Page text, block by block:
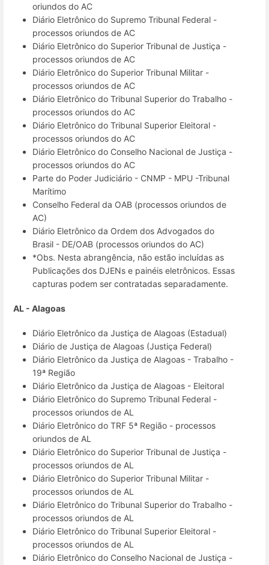
oriundos do AC
Diário Eletrônico do Supremo Tribunal Federal -
processos oriundos de AC
Diário Eletrônico do Superior Tribunal de Justiça -
processos oriundos de AC
Diário Eletrônico do Superior Tribunal Militar -
processos oriundos de AC
Diário Eletrônico do Tribunal Superior do Trabalho -
processos oriundos do AC
Diário Eletrônico do Tribunal Superior Eleitoral -
processos oriundos do AC
Diário Eletrônico do Conselho Nacional de Justiça -
processos oriundos do AC
Parte do Poder Judiciário - CNMP - MPU -Tribunal
Marítimo
Conselho Federal da OAB (processos oriundos de
AC)
Diário Eletrônico da Ordem dos Advogados do
Brasil - DE/OAB (processos oriundos do AC)
*Obs. Nesta abrangência, não estão incluídas as
Publicações dos DJENs e painéis eletrônicos. Essas
capturas podem ser contratadas separadamente.
AL - Alagoas
Diário Eletrônico da Justiça de Alagoas (Estadual)
Diário de Justiça de Alagoas (Justiça Federal)
Diário Eletrônico da Justiça de Alagoas - Trabalho -
19ª Região
Diário Eletrônico da Justiça de Alagoas - Eleitoral
Diário Eletrônico do Supremo Tribunal Federal -
processos oriundos de AL
Diário Eletrônico do TRF 5ª Região - processos
oriundos de AL
Diário Eletrônico do Superior Tribunal de Justiça -
processos oriundos de AL
Diário Eletrônico do Superior Tribunal Militar -
processos oriundos de AL
Diário Eletrônico do Tribunal Superior do Trabalho -
processos oriundos de AL
Diário Eletrônico do Tribunal Superior Eleitoral -
processos oriundos de AL
Diário Eletrônico do Conselho Nacional de Justiça -